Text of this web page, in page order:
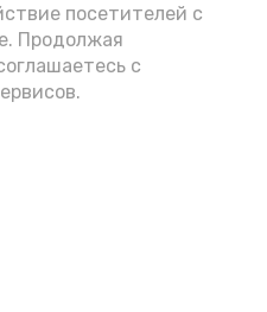
посетителей с
Продолжая
с
в Астрахани
на щучью,